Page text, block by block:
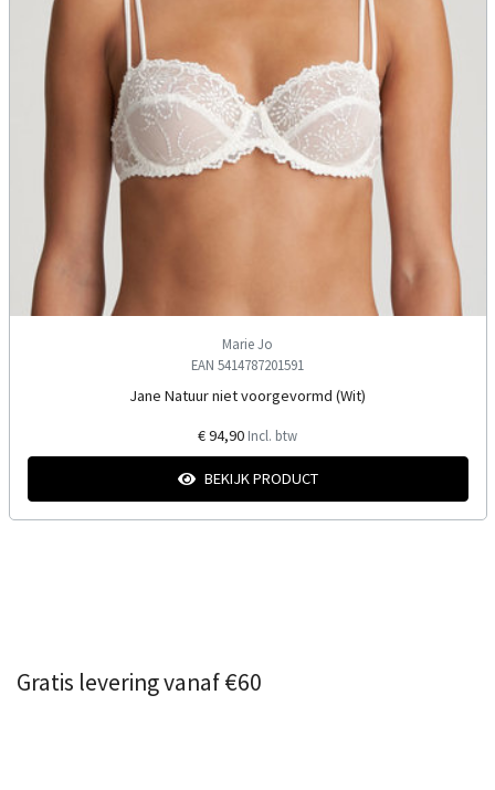
Marie Jo
EAN 5414787201591
Jane Natuur niet voorgevormd (Wit)
€ 94,90 Incl. btw
BEKIJK PRODUCT
Gratis levering vanaf €60